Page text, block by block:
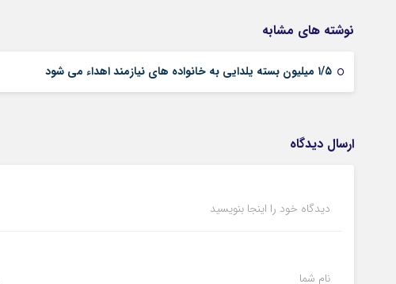
نوشته های مشابه
۱/۵ میلیون بسته یلدایی به خانواده های نیازمند اهداء می شود
ارسال دیدگاه
دیدگاه خود را اینجا بنویسید
نام شما